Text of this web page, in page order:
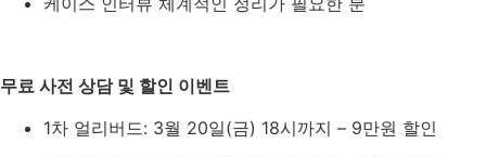
무료 사전 상담 및 할인 이벤트
1차 얼리버드: 3월 20일(금) 18시까지 – 9만원 할인